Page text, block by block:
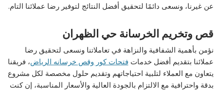
عن غيرنا، ونسعى دائمًا لتحقيق أفضل النتائج لتوفير رضا عملائنا التام.
قص وتخريم الخرسانة حي الظهران
نؤمن بأهمية الشفافية والنزاهة في تعاملاتنا ونسعى لتحقيق رضا
عملائنا بتقديم أفضل خدمات فتحات كور وقص خرسانه الرياض، فريقنا
يتعاون مع العملاء لتلبية احتياجاتهم وتقديم حلول مخصصة لكل مشروع
بدقة واحترافية مع الالتزام بالجودة العالية والأسعار المناسبة، إن كنت